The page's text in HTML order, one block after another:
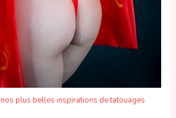
nos plus belles inspirations de tatouages